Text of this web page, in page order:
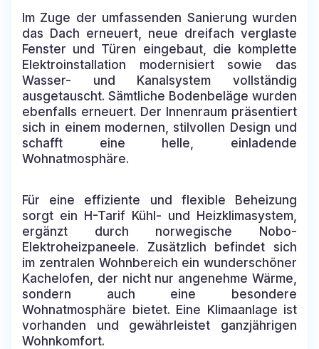
Im Zuge der umfassenden Sanierung wurden
das Dach erneuert, neue dreifach verglaste
Fenster und Türen eingebaut, die komplette
Elektroinstallation modernisiert sowie das
Wasser- und Kanalsystem vollständig
ausgetauscht. Sämtliche Bodenbeläge wurden
ebenfalls erneuert. Der Innenraum präsentiert
sich in einem modernen, stilvollen Design und
schafft eine helle, einladende
Wohnatmosphäre.
Für eine effiziente und flexible Beheizung
sorgt ein H-Tarif Kühl- und Heizklimasystem,
ergänzt durch norwegische Nobo-
Elektroheizpaneele. Zusätzlich befindet sich
im zentralen Wohnbereich ein wunderschöner
Kachelofen, der nicht nur angenehme Wärme,
sondern auch eine besondere
Wohnatmosphäre bietet. Eine Klimaanlage ist
vorhanden und gewährleistet ganzjährigen
Wohnkomfort.